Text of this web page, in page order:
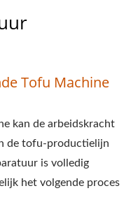
TOFU
TOFU
TOFU
Tofu Machine
kan de arbeidskracht
de tofu-productielijn
is volledig
het volgende proces